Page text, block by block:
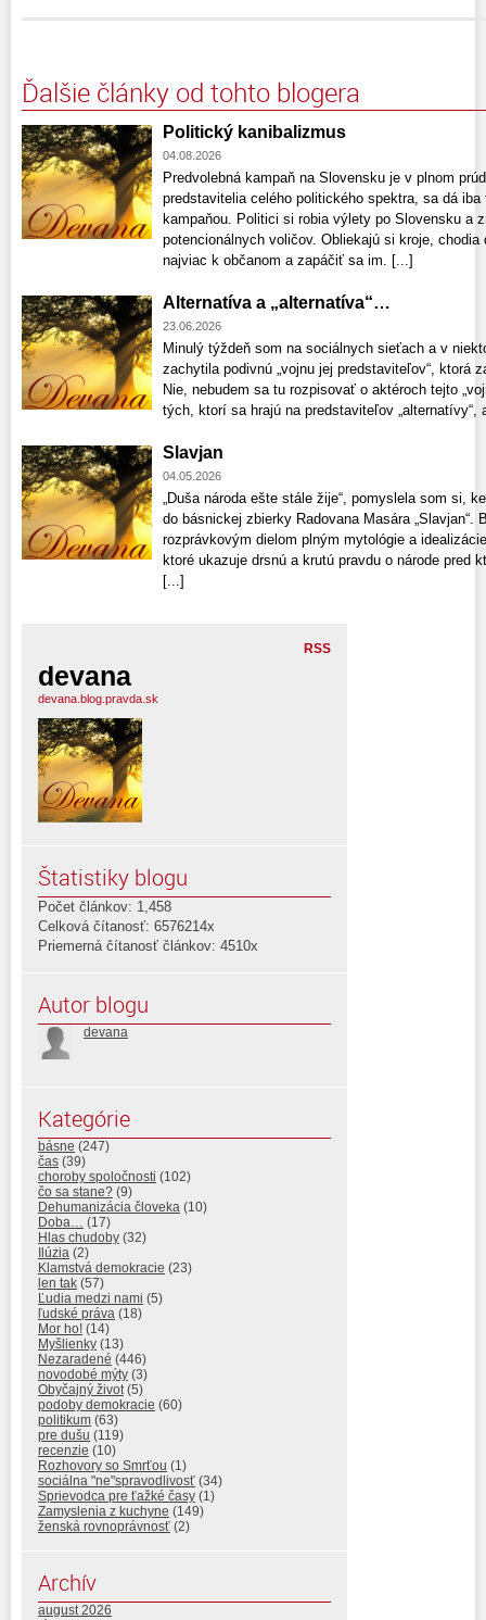
Ďalšie články od tohto blogera
Politický kanibalizmus
04.08.2026
Predvolebná kampaň na Slovensku je v plnom
predstavitelia celého politického spektra, sa dá
kampaňou. Politici si robia výlety po Slovensku a
potencionálnych voličov. Obliekajú si kroje,
najviac k občanom a zapáčiť sa im. [...]
Alternatíva a „alternatíva“…
23.06.2026
Minulý týždeň som na sociálnych sieťach a v
zachytila podivnú „vojnu jej predstaviteľov“, ktorá
Nie, nebudem sa tu rozpisovať o aktéroch tejto
tých, ktorí sa hrajú na predstaviteľov „alternatívy“,
Slavjan
04.05.2026
„Duša národa ešte stále žije“, pomyslela som si,
do básnickej zbierky Radovana Masára „Slavjan“.
rozprávkovým dielom plným mytológie a
ktoré ukazuje drsnú a krutú pravdu o národe pred
[...]
RSS
devana
devana.blog.pravda.sk
Štatistiky blogu
Počet článkov: 1,458
Celková čítanosť: 6576214x
Priemerná čítanosť článkov: 4510x
Autor blogu
devana
Kategórie
básne (247)
čas (39)
choroby spoločnosti (102)
čo sa stane? (9)
Dehumanizácia človeka (10)
Doba…
(17)
Hlas chudoby (32)
Ilúzia (2)
Klamstvá demokracie (23)
len tak (57)
Ľudia medzi nami (5)
ľudské práva (18)
Mor ho! (14)
Myšlienky (13)
Nezaradené (446)
novodobé mýty (3)
Obyčajný život (5)
podoby demokracie (60)
politikum (63)
pre dušu (119)
recenzie (10)
Rozhovory so Smrťou (1)
sociálna "ne"spravodlivosť (34)
Sprievodca pre ťažké časy (1)
Zamyslenia z kuchyne (149)
ženská rovnoprávnosť (2)
Archív
august 2026